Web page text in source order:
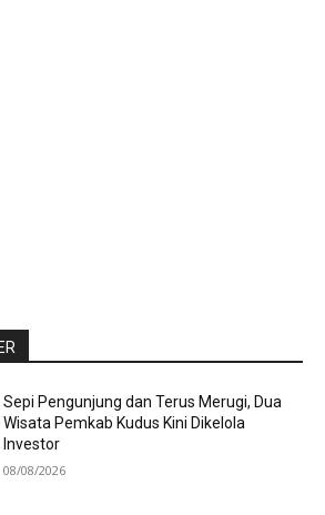
Sepi Pengunjung dan Terus Merugi, Dua
Wisata Pemkab Kudus Kini Dikelola
Investor
08/08/2026